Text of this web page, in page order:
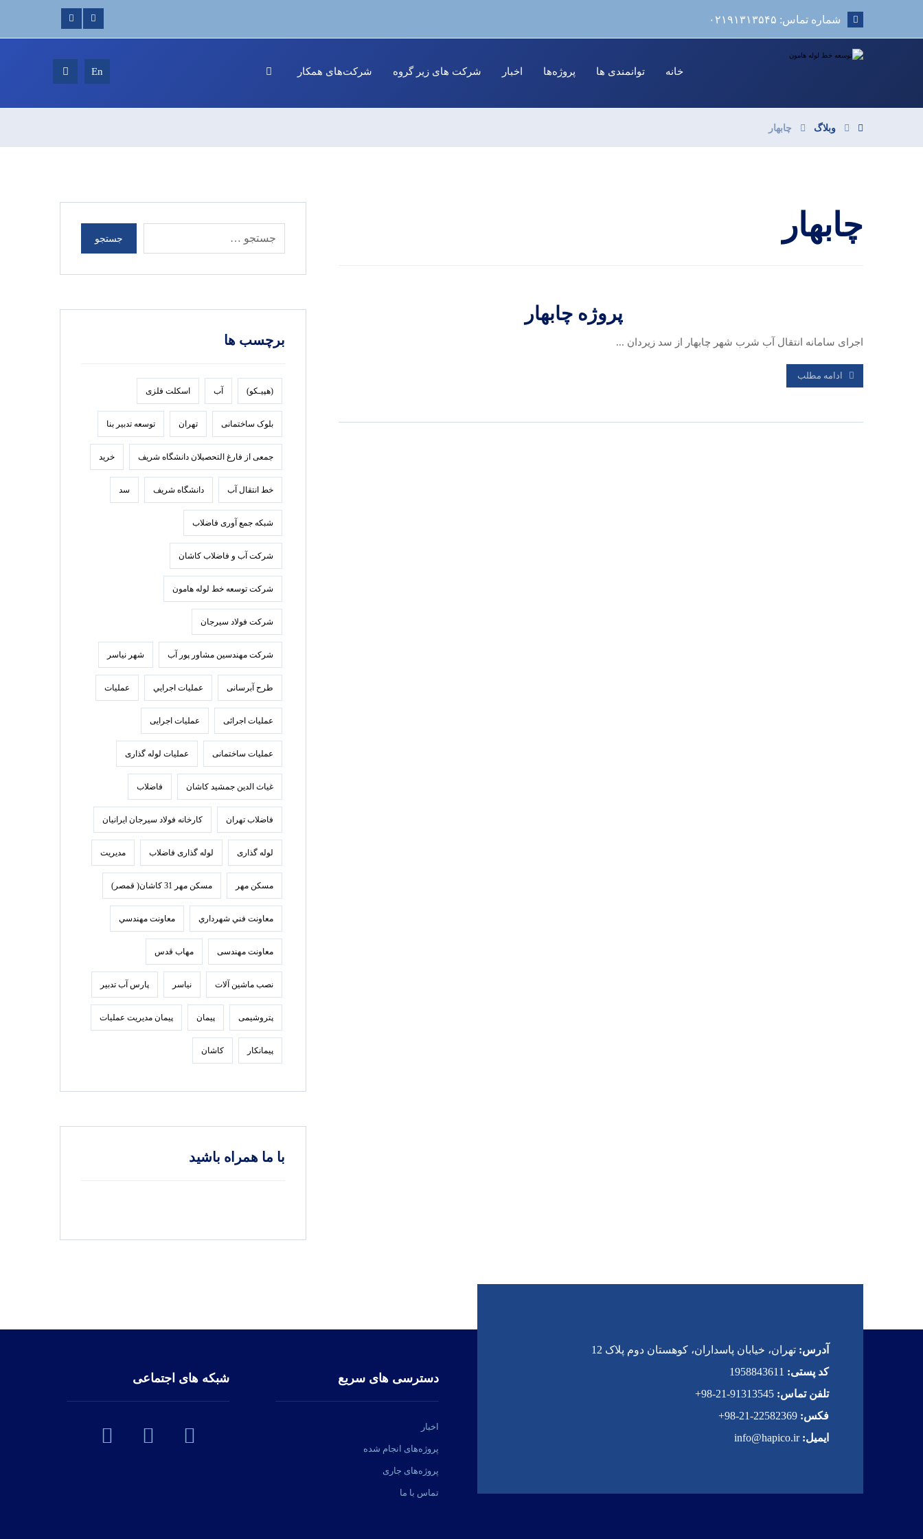
شماره تماس: ۰۲۱۹۱۳۱۳۵۴۵
خانه توانمندی ها پروژه‌ها اخبار شرکت های زیر گروه شرکت‌های همکار En
وبلاگ چابهار
چابهار
پروژه چابهار
اجرای سامانه انتقال آب شرب شهر چابهار از سد زیردان ...
ادامه مطلب
جستجو
برچسب ها
(هپیـکو) آب اسکلت فلزی
بلوک ساختمانی تهران توسعه تدبير بنا
جمعی از فارغ التحصیلان دانشگاه شریف خرید
خط انتقال آب دانشگاه شریف سد
شبکه جمع آوری فاضلاب
شرکت آب و فاضلاب کاشان
شرکت توسعه خط لوله هامون
شرکت فولاد سيرجان
شرکت مهندسین مشاور پور آب شهر نیاسر
طرح آبرسانی عمليات اجرايي عملیات
عملیات اجرائی عملیات اجرایی
عملیات ساختمانی عملیات لوله گذاری
غیاث الدین جمشید کاشان فاضلاب
فاضلاب تهران كارخانه فولاد سيرجان ايرانيان
لوله گذاری لوله گذاری فاضلاب مدیریت
مسکن مهر مسکن مهر 31 کاشان( قمصر)
معاونت فني شهرداري معاونت مهندسي
معاونت مهندسی مهاب قدس
نصب ماشین آلات نیاسر پارس‌ آب تدبير
پتروشیمی پیمان پیمان مدیریت عملیات
پیمانکار کاشان
با ما همراه باشید
آدرس: تهران، خیابان پاسداران، کوهستان دوم پلاک 12
کد پستی:
تلفن تماس:
فکس:
ایمیل: info@hapico.ir
دسترسی های سریع
اخبار
پروژه‌های انجام شده
پروژه‌های جاری
تماس با ما
شبکه های اجتماعی